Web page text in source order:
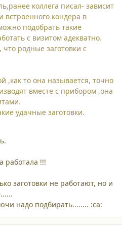
коллега писал- зависит
встроенного кондера в
подобрать такие
с визитом адекватно.
что родные заготовки с
,как то она называется, точно
вместе с прибором ,она
удачные заготовки.
работала !!!
заготовки не работают, но и
надо подбирать........ :ca: